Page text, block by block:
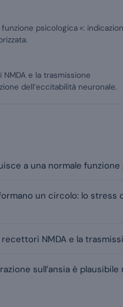
psicologica »:
e la trasmissione
dell’eccitabilità neuronale.
a una normale funzione
un circolo: lo stress
NMDA e la
sull’ansia è